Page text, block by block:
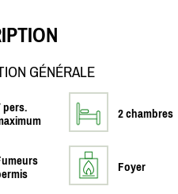
GÉNÉRALE
pers.
2 chambres
Foyer